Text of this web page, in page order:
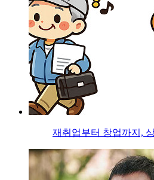
재취업부터 창업까지,